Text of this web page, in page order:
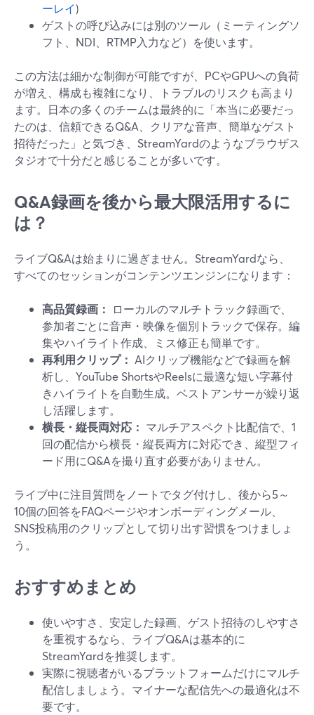
ーレイ)
ゲストの呼び込みには別のツール（ミーティングソ
フト、NDI、RTMP入力など）を使います。
この方法は細かな制御が可能ですが、PCやGPUへの負荷
が増え、構成も複雑になり、トラブルのリスクも高まり
ます。日本の多くのチームは最終的に「本当に必要だっ
たのは、信頼できるQ&A、クリアな音声、簡単なゲスト
招待だった」と気づき、StreamYardのようなブラウザス
タジオで十分だと感じることが多いです。
Q&A録画を後から最大限活用するに
は？
ライブQ&Aは始まりに過ぎません。StreamYardなら、
すべてのセッションがコンテンツエンジンになります：
高品質録画：
ローカルのマルチトラック録画で、
参加者ごとに音声・映像を個別トラックで保存。編
集やハイライト作成、ミス修正も簡単です。
再利用クリップ： AIクリップ機能などで録画を解
析し、YouTube ShortsやReelsに最適な短い字幕付
きハイライトを自動生成。ベストアンサーが繰り返
し活躍します。
横長・縦長両対応： マルチアスペクト比配信で、1
回の配信から横長・縦長両方に対応でき、縦型フィ
ード用にQ&Aを撮り直す必要がありません。
ライブ中に注目質問をノートでタグ付けし、後から5～
10個の回答をFAQページやオンボーディングメール、
SNS投稿用のクリップとして切り出す習慣をつけましょ
う。
おすすめまとめ
使いやすさ、安定した録画、ゲスト招待のしやすさ
を重視するなら、ライブQ&Aは基本的に
StreamYardを推奨します。
実際に視聴者がいるプラットフォームだけにマルチ
配信しましょう。マイナーな配信先への最適化は不
要です。